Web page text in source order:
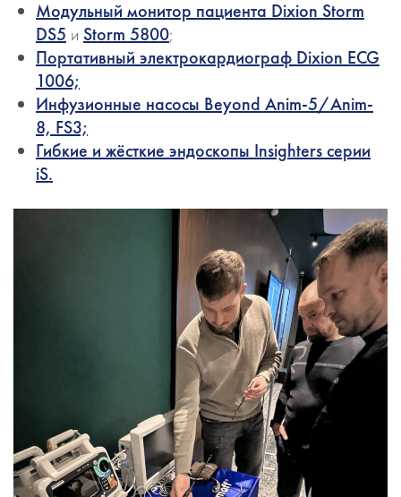
Модульный монитор пациента Dixion Storm
DS5 и Storm 5800;
Портативный электрокардиограф Dixion ECG
1006;
Инфузионные насосы Beyond Anim-5/Anim-
8, FS3;
Гибкие и жёсткие эндоскопы Insighters серии
iS.